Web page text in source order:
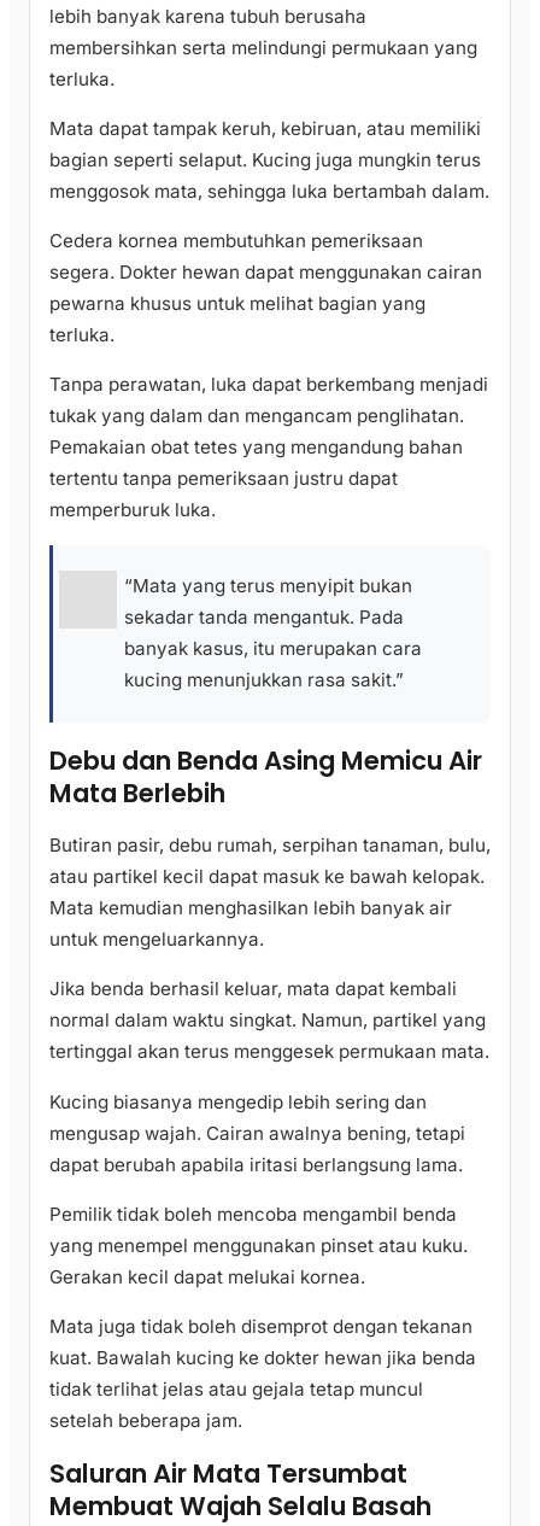
lebih banyak karena tubuh berusaha
membersihkan serta melindungi permukaan yang
terluka.
Mata dapat tampak keruh, kebiruan, atau memiliki
bagian seperti selaput. Kucing juga mungkin terus
menggosok mata, sehingga luka bertambah dalam.
Cedera kornea membutuhkan pemeriksaan
segera. Dokter hewan dapat menggunakan cairan
pewarna khusus untuk melihat bagian yang
terluka.
Tanpa perawatan, luka dapat berkembang menjadi
tukak yang dalam dan mengancam penglihatan.
Pemakaian obat tetes yang mengandung bahan
tertentu tanpa pemeriksaan justru dapat
memperburuk luka.
“Mata yang terus menyipit bukan
sekadar tanda mengantuk. Pada
banyak kasus, itu merupakan cara
kucing menunjukkan rasa sakit.”
Debu dan Benda Asing Memicu Air
Mata Berlebih
Butiran pasir, debu rumah, serpihan tanaman, bulu,
atau partikel kecil dapat masuk ke bawah kelopak.
Mata kemudian menghasilkan lebih banyak air
untuk mengeluarkannya.
Jika benda berhasil keluar, mata dapat kembali
normal dalam waktu singkat. Namun, partikel yang
tertinggal akan terus menggesek permukaan mata.
Kucing biasanya mengedip lebih sering dan
mengusap wajah. Cairan awalnya bening, tetapi
dapat berubah apabila iritasi berlangsung lama.
Pemilik tidak boleh mencoba mengambil benda
yang menempel menggunakan pinset atau kuku.
Gerakan kecil dapat melukai kornea.
Mata juga tidak boleh disemprot dengan tekanan
kuat. Bawalah kucing ke dokter hewan jika benda
tidak terlihat jelas atau gejala tetap muncul
setelah beberapa jam.
Saluran Air Mata Tersumbat
Membuat Wajah Selalu Basah